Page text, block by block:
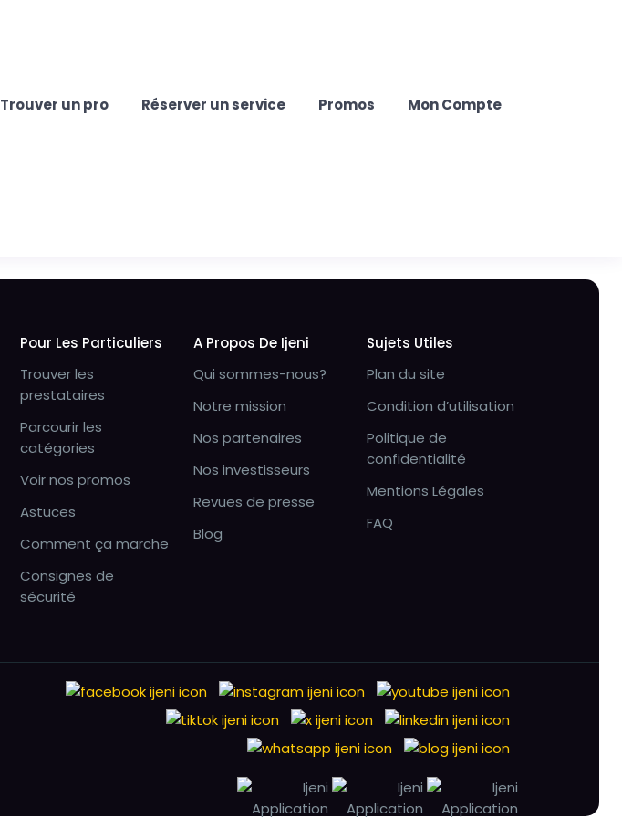
Trouver un pro Réserver un service Promos Mon Compte
Pour Les Particuliers
Trouver les
prestataires
Parcourir les
catégories
Voir nos promos
Astuces
Comment ça marche
Consignes de
sécurité
A Propos De Ijeni
Qui sommes-nous?
Notre mission
Nos partenaires
Nos investisseurs
Revues de presse
Blog
Sujets Utiles
Plan du site
Condition d’utilisation
Politique de
confidentialité
Mentions Légales
FAQ